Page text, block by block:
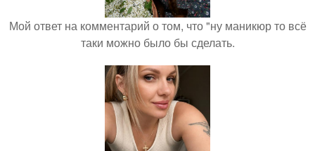
Мой ответ на комментарий о том, что "ну маникюр то всё
таки можно было бы сделать.